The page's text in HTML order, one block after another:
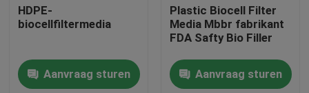
Huis
HDPE-
biocellfiltermedia
Aanvraag sturen
Plastic Biocell Filter
Media Mbbr fabrikant
FDA Safty Bio Filler
Aanvraag sturen